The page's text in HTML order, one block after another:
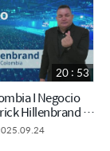
I Negocio
Hillenbrand I
Éxito I
20 : 53